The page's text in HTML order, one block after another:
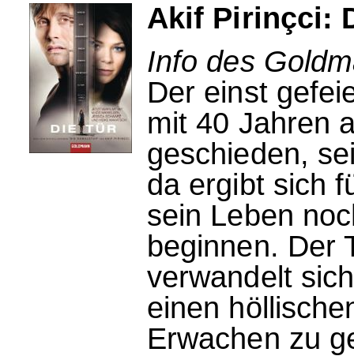
Akif Pirinçci:
Info des
Der einst
mit 40 Jahren
geschieden,
da ergibt sich
sein Leben
beginnen. Der
verwandelt
einen
Erwachen zu